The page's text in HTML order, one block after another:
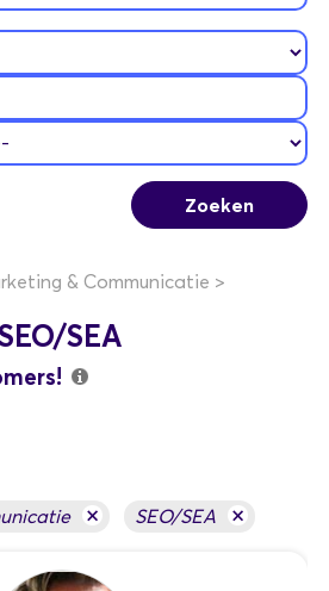
& Communicatie >
SEA
× SEO/SEA ×